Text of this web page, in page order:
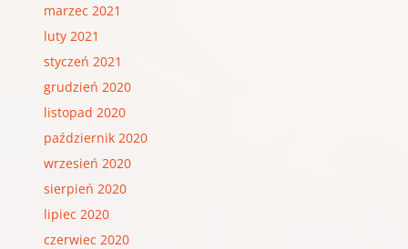
marzec 2021
luty 2021
styczeń 2021
grudzień 2020
listopad 2020
październik 2020
wrzesień 2020
sierpień 2020
lipiec 2020
czerwiec 2020